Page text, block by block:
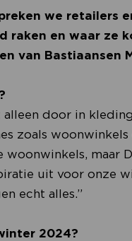
we retailers
en waar ze
van Bastiaansen
alleen door in
zoals
maar
uit voor onze
echt alles.”
2024?